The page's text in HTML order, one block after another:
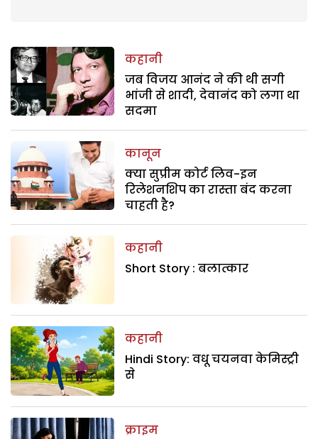
कहानी
जब विजय आनंद ने की थी सगी
भांजी से शादी, देवानंद को लगा था
सदमा
कानून
क्या सुप्रीम कोर्ट लिव-इन
रिलेशनशिप का रास्ता बंद करना
चाहती है?
कहानी
Short Story : बलात्कार
कहानी
Hindi Story: वधू चयनवा केमिस्ट्री
से
क्राइम